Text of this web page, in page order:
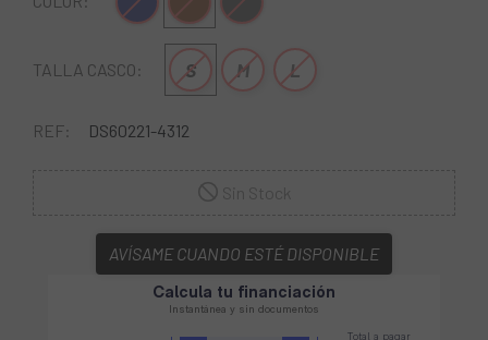
TALLA CASCO: S M L
REF: DS60221-4312
AVÍSAME CUANDO ESTÉ DISPONIBLE